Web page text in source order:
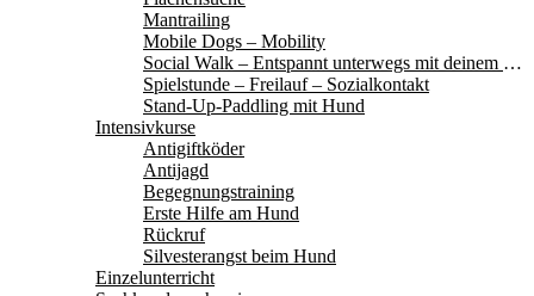
Mantrailing
Mobile Dogs – Mobility
Social Walk – Entspannt unterwegs mit deinem Hund
Spielstunde – Freilauf – Sozialkontakt
Stand-Up-Paddling mit Hund
Intensivkurse
Antigiftköder
Antijagd
Begegnungstraining
Erste Hilfe am Hund
Rückruf
Silvesterangst beim Hund
Einzelunterricht